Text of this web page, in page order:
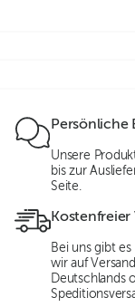
Persönliche
Unsere
bis zur
Seite.
Kostenfreier
Bei uns gibt
wir auf
Deutschlands